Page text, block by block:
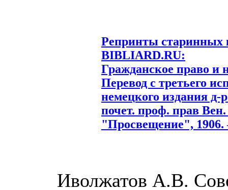
Репринты старинных
BIBLIARD.RU:
Гражданское право и
Перевод с третьего
немецкого издания
почет. проф. прав
"Просвещение", 1906.
Иволжатов А.В.